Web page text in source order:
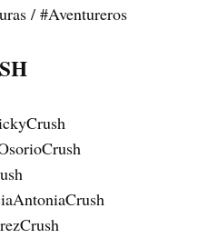
/ #Aventureros